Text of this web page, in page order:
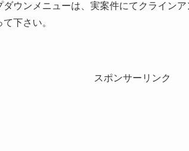
ウンメニューは、実案件にてクライン
下さい。
スポンサーリンク